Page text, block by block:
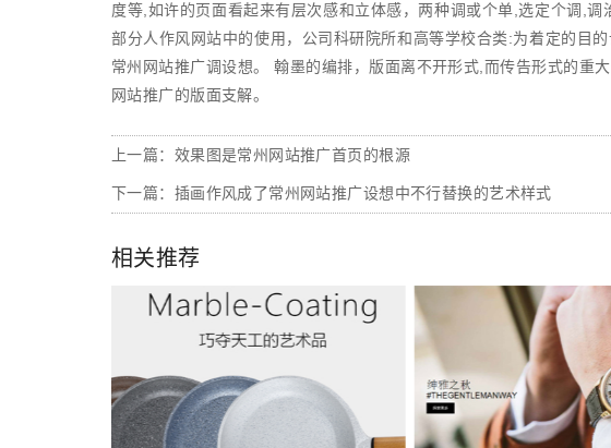
度等,如许的页面看起来有层次感和立体感，两种调或个单,选定个调,
部分人作风网站中的使用，公司科研院所和高等学校合类:为着定的目
常州网站推广调设想。 翰墨的编排，版面离不开形式,而传告形式的重
网站推广的版面支解。
上一篇：效果图是常州网站推广首页的根源
下一篇：插画作风成了常州网站推广设想中不行替换的艺术样式
相关推荐